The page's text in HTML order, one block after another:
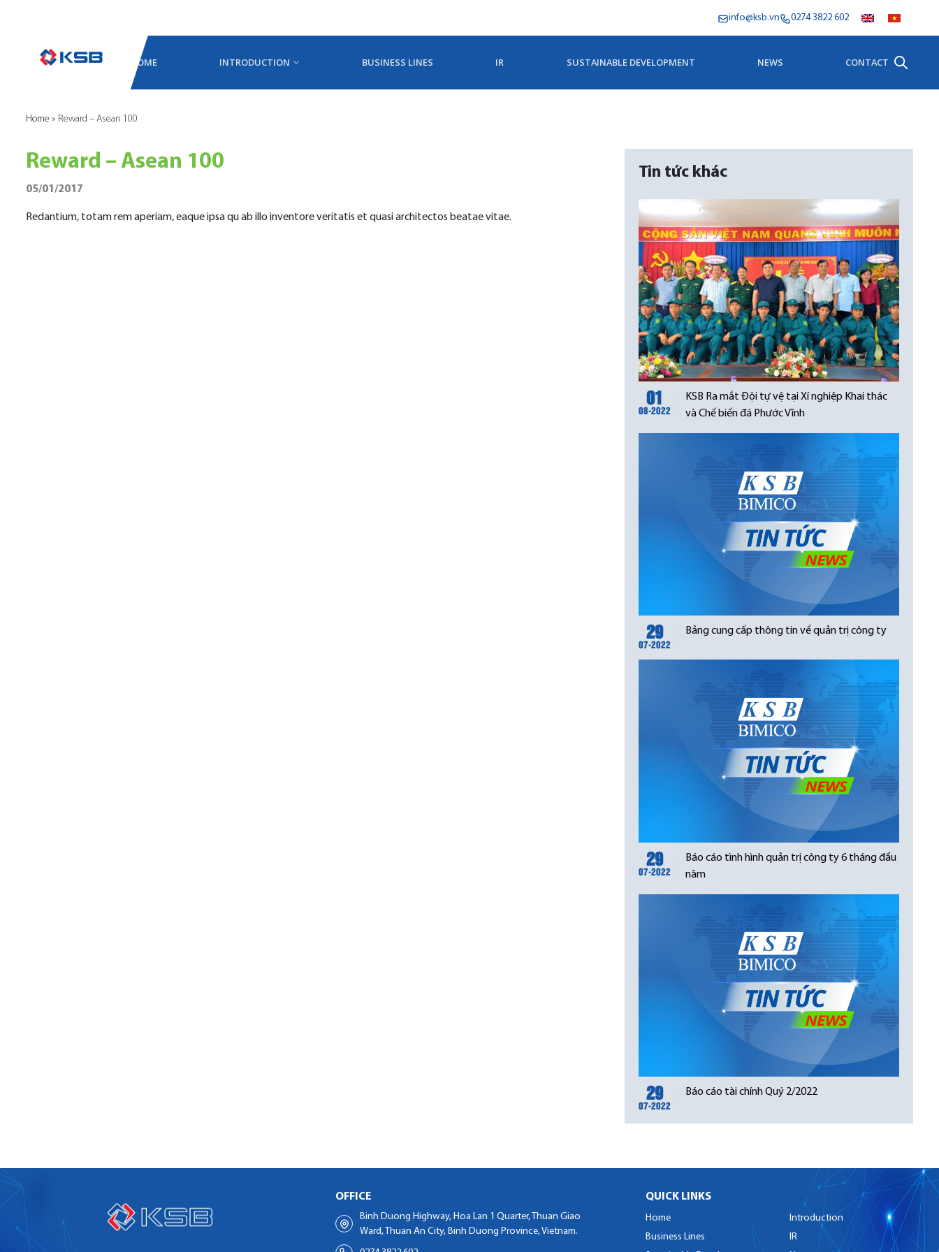
info@ksb.vn 0274 3822 602
HOME INTRODUCTION BUSINESS LINES IR SUSTAINABLE DEVELOPMENT NEWS CONTACT
Home » Reward – Asean 100
Reward – Asean 100
05/01/2017
Redantium, totam rem aperiam, eaque ipsa qu ab illo inventore veritatis et quasi architectos beatae vitae.
Tin tức khác
01
08-2022
KSB Ra mắt Đội tự vệ tại Xí nghiệp Khai thác
và Chế biến đá Phước Vĩnh
29
07-2022
Bảng cung cấp thông tin về quản trị công ty
29
07-2022
Báo cáo tình hình quản trị công ty 6 tháng đầu
năm
29
07-2022
Báo cáo tài chính Quý 2/2022
OFFICE
Binh Duong Highway, Hoa Lan 1 Quarter, Thuan Giao
Ward, Thuan An City, Binh Duong Province, Vietnam.
QUICK LINKS
Home
Introduction
Business Lines
IR